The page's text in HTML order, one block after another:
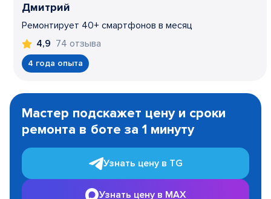
Дмитрий
Ремонтирует 40+ смартфонов в месяц
4,9 74 отзыва
4 года опыта
1
Мастер подскажет цену и сроки
ремонта в боте за 1 минуту
Узнать цену в TG
Узнать цену в MAX